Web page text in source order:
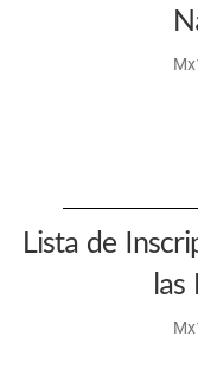
Lista de
las